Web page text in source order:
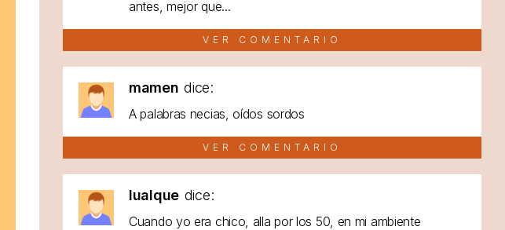
antes, mejor que...
VER COMENTARIO
mamen dice:
A palabras necias, oídos sordos
VER COMENTARIO
lualque dice:
Cuando yo era chico, alla por los 50, en mi ambiente